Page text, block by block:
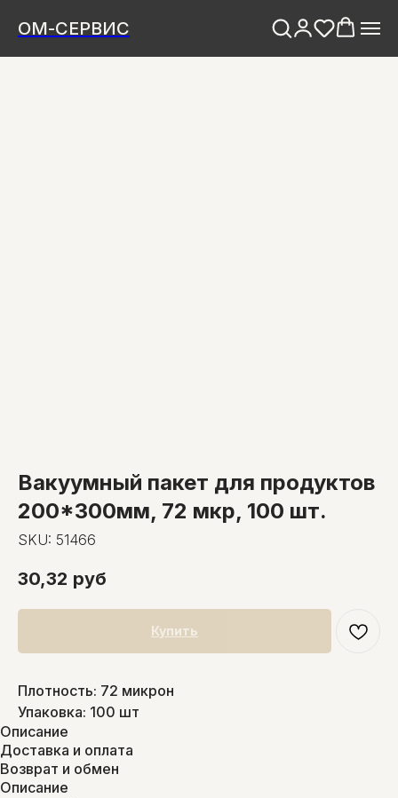
ОМ-СЕРВИС
Вакуумный пакет для продуктов
200*300мм, 72 мкр, 100 шт.
SKU: 51466
30,32 руб
Купить
Плотность: 72 микрон
Упаковка: 100 шт
Описание
Доставка и оплата
Возврат и обмен
Описание